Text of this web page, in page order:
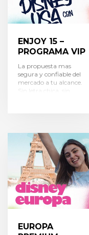
ENJOY 15 –
PROGRAMA VIP
La propuesta mas
segura y confiable del
mercado a tu alcance.
Sin letra chica, sin
que mas difrutan las
chicas, y el que mas
tranquilos deja a los
papas!!
EUROPA